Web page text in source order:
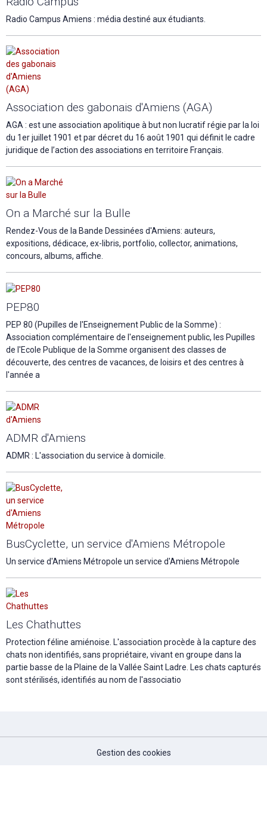
Radio Campus Amiens : média destiné aux étudiants.
Association des gabonais d'Amiens (AGA)
AGA : est une association apolitique à but non lucratif régie par la loi
du 1er juillet 1901 et par décret du 16 août 1901 qui définit le cadre
juridique de l’action des associations en territoire Français.
On a Marché sur la Bulle
Rendez-Vous de la Bande Dessinées d'Amiens: auteurs,
expositions, dédicace, ex-libris, portfolio, collector, animations,
concours, albums, affiche.
PEP80
PEP 80 (Pupilles de l'Enseignement Public de la Somme) :
Association complémentaire de l'enseignement public, les Pupilles
de l'Ecole Publique de la Somme organisent des classes de
découverte, des centres de vacances, de loisirs et des centres à
l'année a
ADMR d'Amiens
ADMR : L'association du service à domicile.
BusCyclette, un service d'Amiens Métropole
Un service d'Amiens Métropole un service d'Amiens Métropole
Les Chathuttes
Protection féline amiénoise. L'association procède à la capture des
chats non identifiés, sans propriétaire, vivant en groupe dans la
partie basse de la Plaine de la Vallée Saint Ladre. Les chats capturés
sont stérilisés, identifiés au nom de l'associatio
Gestion des cookies